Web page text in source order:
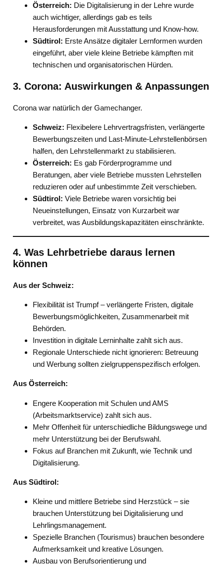
Österreich: Die Digitalisierung in der Lehre wurde
auch wichtiger, allerdings gab es teils
Herausforderungen mit Ausstattung und Know-how.
Südtirol: Erste Ansätze digitaler Lernformen wurden
eingeführt, aber viele kleine Betriebe kämpften mit
technischen und organisatorischen Hürden.
3. Corona: Auswirkungen & Anpassungen
Corona war natürlich der Gamechanger.
Schweiz: Flexibelere Lehrvertragsfristen, verlängerte
Bewerbungszeiten und Last-Minute-Lehrstellenbörsen
halfen, den Lehrstellenmarkt zu stabilisieren.
Österreich: Es gab Förderprogramme und
Beratungen, aber viele Betriebe mussten Lehrstellen
reduzieren oder auf unbestimmte Zeit verschieben.
Südtirol: Viele Betriebe waren vorsichtig bei
Neueinstellungen, Einsatz von Kurzarbeit war
verbreitet, was Ausbildungskapazitäten einschränkte.
4. Was Lehrbetriebe daraus lernen
können
Aus der Schweiz:
Flexibilität ist Trumpf – verlängerte Fristen, digitale
Bewerbungsmöglichkeiten, Zusammenarbeit mit
Behörden.
Investition in digitale Lerninhalte zahlt sich aus.
Regionale Unterschiede nicht ignorieren: Betreuung
und Werbung sollten zielgruppenspezifisch erfolgen.
Aus Österreich:
Engere Kooperation mit Schulen und AMS
(Arbeitsmarktservice) zahlt sich aus.
Mehr Offenheit für unterschiedliche Bildungswege und
mehr Unterstützung bei der Berufswahl.
Fokus auf Branchen mit Zukunft, wie Technik und
Digitalisierung.
Aus Südtirol:
Kleine und mittlere Betriebe sind Herzstück – sie
brauchen Unterstützung bei Digitalisierung und
Lehrlingsmanagement.
Spezielle Branchen (Tourismus) brauchen besondere
Aufmerksamkeit und kreative Lösungen.
Ausbau von Berufsorientierung und